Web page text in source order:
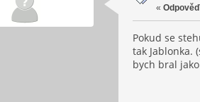
«
Pokud se
tak Jablonka.
bych bral